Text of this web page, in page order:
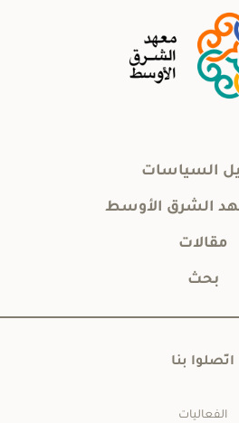
السياسات
الشرق الأوسط
مقالات
بحث
اتّصلوا بنا
الفعاليات